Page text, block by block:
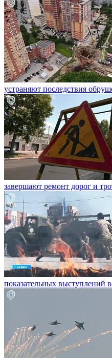
устраняют последствия
завершают ремонт дорог и
показательных выступлений